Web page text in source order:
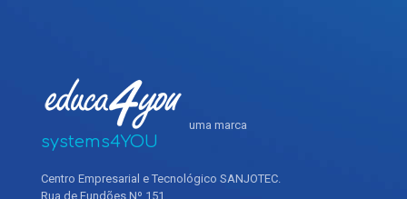
uma marca
systems4YOU
Centro Empresarial e Tecnológico SANJOTEC.
Rua de Fundões Nº 151